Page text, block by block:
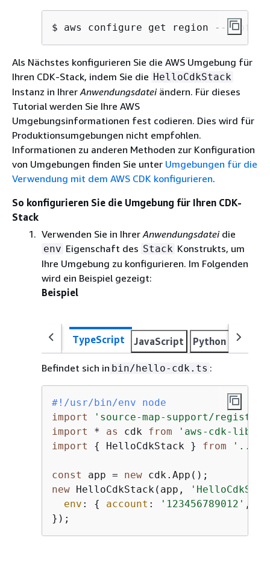
$ aws configure get region --profile
Als Nächstes konfigurieren Sie die AWS Umgebung für
Ihren CDK-Stack, indem Sie die HelloCdkStack
Instanz in IhrerAnwendungsdateiändern. Für dieses
Tutorial werden Sie Ihre AWS
Umgebungsinformationen fest codieren. Dies wird für
Produktionsumgebungen nicht empfohlen.
Informationen zu anderen Methoden zur Konfiguration
von Umgebungen finden Sie unter Umgebungen für die
Verwendung mit dem AWS CDK konfigurieren.
So konfigurieren Sie die Umgebung für Ihren CDK-
Stack
Verwenden Sie in Ihrer Anwendungsdateidie
env Eigenschaft des Stack Konstrukts, um
Ihre Umgebung zu konfigurieren. Im Folgenden
wird ein Beispiel gezeigt:
Beispiel
TypeScript JavaScript Python Java
Befindet sich in bin/hello-cdk.ts :
#!/usr/bin/env node
import
'source-map-support/register'
import * as cdk from 'aws-cdk-lib'
import
{ HelloCdkStack } from '../
const app = new
new HelloCdkStack(app,
env : { account : '123456789012' ,
});